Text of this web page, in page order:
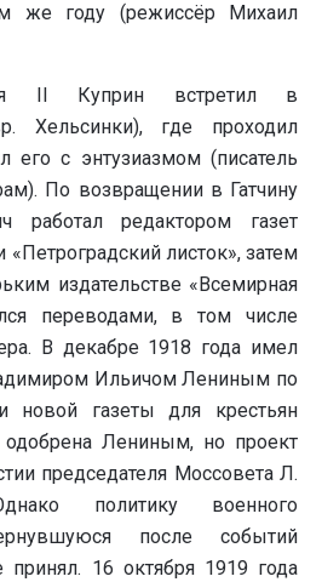
же году (режиссёр Михаил
II Куприн встретил в
Хельсинки), где проходил
его с энтузиазмом (писатель
По возвращении в Гатчину
работал редактором газет
«Петроградский листок», затем
издательстве «Всемирная
переводами, в том числе
В декабре 1918 года имел
Ильичом Лениным по
новой газеты для крестьян
Лениным, но проект
председателя Моссовета Л.
политику военного
после событий
принял. 16 октября 1919 года